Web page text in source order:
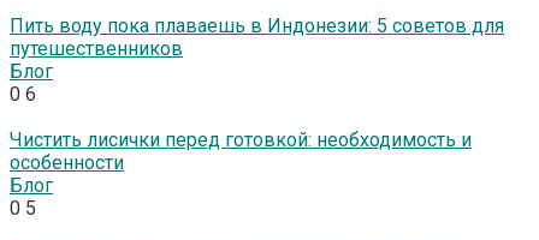
Пить воду пока плаваешь в Индонезии: 5 советов для
путешественников
Блог
0 6
Чистить лисички перед готовкой: необходимость и
особенности
Блог
0 5